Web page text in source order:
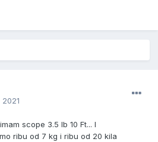
scope 3.5 lb 10 Ft... I
ribu od 7 kg i ribu od 20 kila